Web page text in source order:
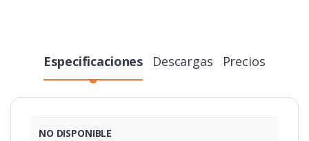
Especificaciones Descargas Precios
NO DISPONIBLE